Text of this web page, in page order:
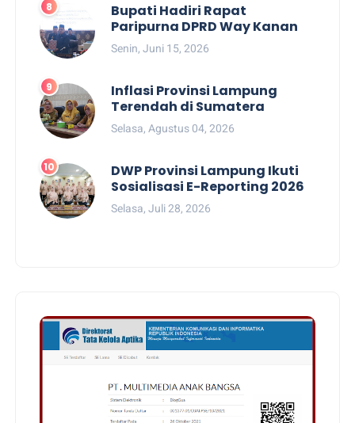
Bupati Hadiri Rapat
Paripurna DPRD Way Kanan
Senin, Juni 15, 2026
Inflasi Provinsi Lampung
Terendah di Sumatera
Selasa, Agustus 04, 2026
DWP Provinsi Lampung Ikuti
Sosialisasi E-Reporting 2026
Selasa, Juli 28, 2026